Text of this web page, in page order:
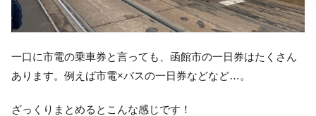
一口に市電の乗車券と言っても、函館市の一日券はたくさん
あります。例えば市電×バスの一日券などなど…。
ざっくりまとめるとこんな感じです！